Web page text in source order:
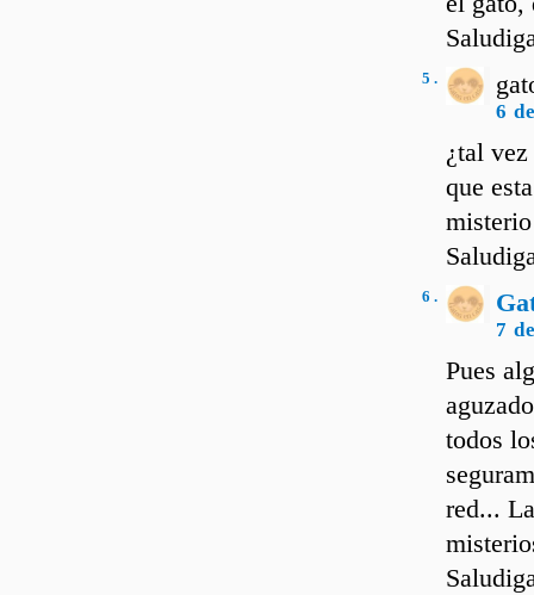
5 .
6
¿tal
que
6 .
7
Pues
todos
red...